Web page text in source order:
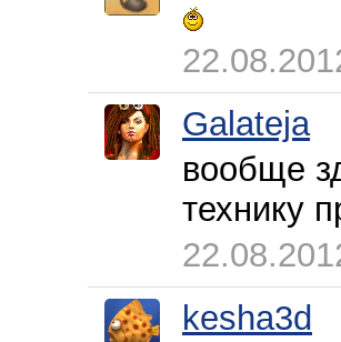
Galateja
вообще
технику
kesha3d